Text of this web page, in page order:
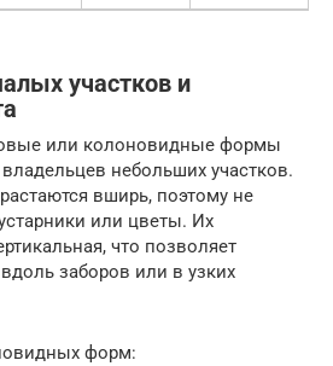
участков и
или колоновидные формы
небольших участков.
вширь, поэтому не
или цветы. Их
что позволяет
заборов или в узких
форм: